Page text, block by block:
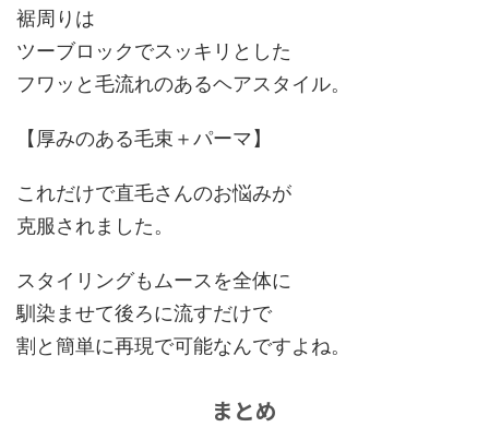
裾周りは
ツーブロックでスッキリとした
フワッと毛流れのあるヘアスタイル。
【厚みのある毛束＋パーマ】
これだけで直毛さんのお悩みが
克服されました。
スタイリングも ムースを全体に
馴染ませて後ろに流すだけで
割と簡単に再現で可能なんですよね。
まとめ